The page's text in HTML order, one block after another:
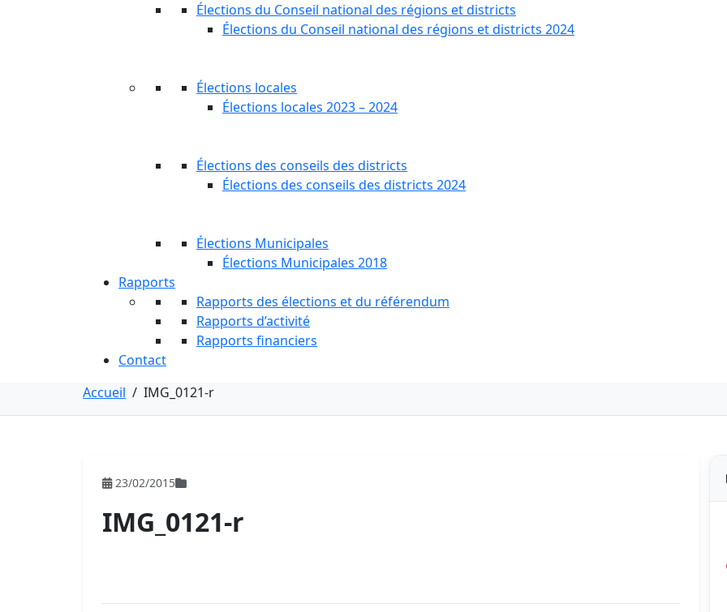
Élections du Conseil national des régions et districts
Élections du Conseil national des régions et districts 2024
Élections locales
Élections locales 2023 – 2024
Élections des conseils des districts
Élections des conseils des districts 2024
Élections Municipales
Élections Municipales 2018
Rapports
Rapports des élections et du référendum
Rapports d’activité
Rapports financiers
Contact
Accueil / IMG_0121-r
23/02/2015
IMG_0121-r